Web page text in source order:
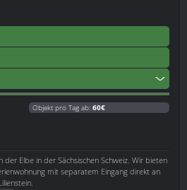
Objekt pro Tag ab: 60€
der Elbe in der Sächsischen Schweiz. Wir bieten
mit separatem Eingang direkt an